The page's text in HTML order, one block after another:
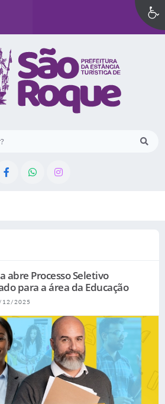
abre Processo Seletivo
para a área da Educação
12/2025